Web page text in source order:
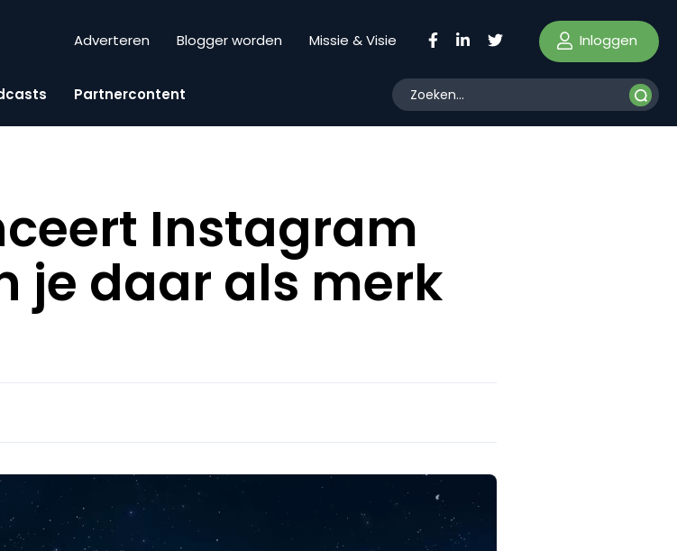
Adverteren Blogger worden Missie & Visie Inloggen
Partnercontent
Instagram
je daar als merk